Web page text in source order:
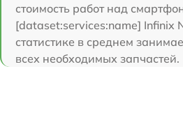
стоимость работ над
[dataset:services:name] Infinix
статистике в среднем
всех необходимых запчастей.